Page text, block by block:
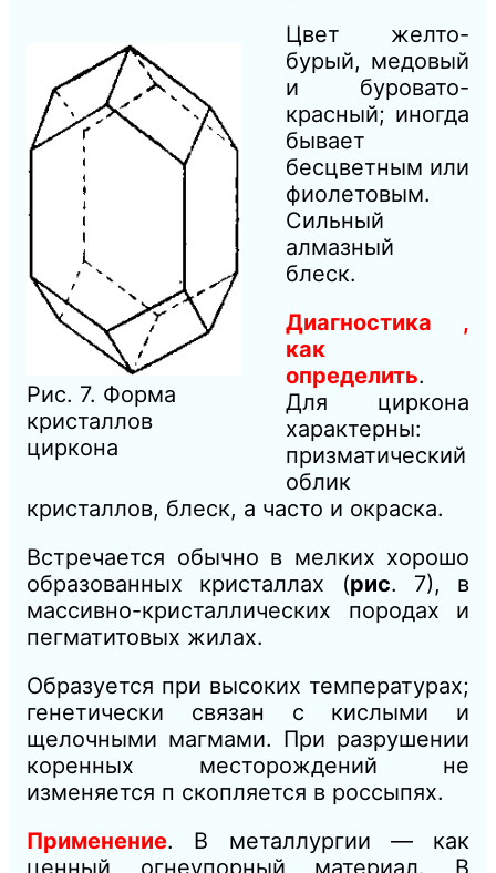
Рис. 7. Форма
кристаллов
циркона
Цвет желто-
бурый, медовый
и буровато-
красный; иногда
бывает
бесцветным или
фиолетовым.
Сильный
алмазный
блеск.
Диагностика
,
как
определить.
Для циркона
характерны:
призматический
облик
кристаллов, блеск, а часто и окраска.
Встречается обычно в мелких хорошо
образованных кристаллах (рис. 7), в
массивно-кристаллических породах и
пегматитовых жилах.
Образуется при высоких температурах;
генетически связан с кислыми и
щелочными магмами. При разрушении
коренных месторождений не
изменяется п скопляется в россыпях.
Применение. В металлургии — как
ценный огнеупорный материал. В